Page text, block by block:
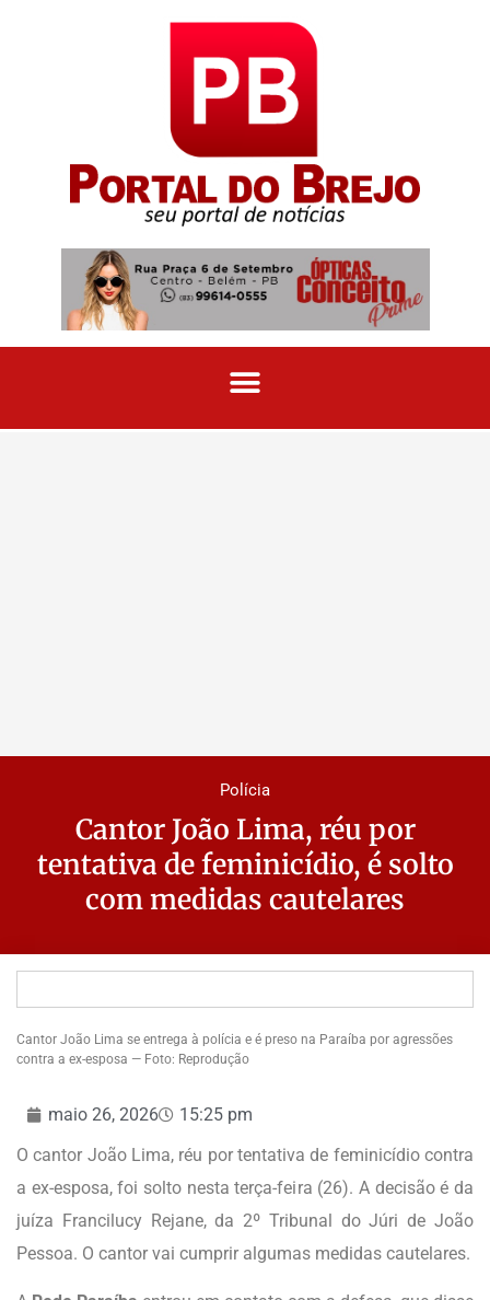
Polícia
Cantor João Lima, réu por
tentativa de feminicídio, é solto
com medidas cautelares
Cantor João Lima se entrega à polícia e é preso na Paraíba por agressões
contra a ex-esposa — Foto: Reprodução
maio 26, 2026
15:25 pm
O cantor João Lima, réu por tentativa de feminicídio contra
a ex-esposa, foi solto nesta terça-feira (26). A decisão é da
juíza Francilucy Rejane, da 2º Tribunal do Júri de João
Pessoa. O cantor vai cumprir algumas medidas cautelares.